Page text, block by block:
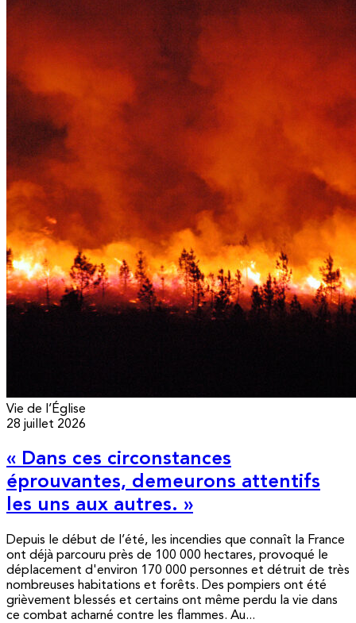
Vie de l’Église
28 juillet 2026
« Dans ces circonstances
éprouvantes, demeurons attentifs
les uns aux autres. »
Depuis le début de l’été, les incendies que connaît la France
ont déjà parcouru près de 100 000 hectares, provoqué le
déplacement d'environ 170 000 personnes et détruit de très
nombreuses habitations et forêts. Des pompiers ont été
grièvement blessés et certains ont même perdu la vie dans
ce combat acharné contre les flammes. Au...